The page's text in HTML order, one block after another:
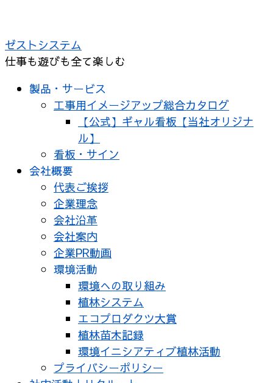
テ
ン
ゼストシステム
仕事も遊びも全て楽しむ
製品・サービス
工事用イメージアップ総合カタログ
【公式】ギャル看板【当社オリジナ
ル】
看板・サイン
会社概要
代表ご挨拶
企業理念
会社沿革
会社案内
企業PR動画
環境活動
環境への取り組み
植林システム
エコプロダクツ大賞
植林苗木記録
環境イニシアティブ植林活動
プライバシーポリシー